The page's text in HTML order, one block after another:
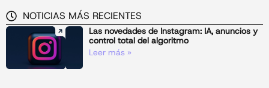
NOTICIAS MÁS RECIENTES
Las novedades de Instagram: IA, anuncios y
control total del algoritmo
Leer más »